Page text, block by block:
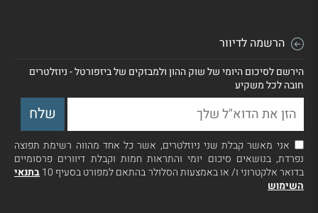
הרשמה לדיוור
הירשם לסיכום היומי של שוק ההון ולמבזקים של ביזפורטל - ניוזלטרים
חובה לכל משקיע
אני מאשר קבלת שני ניוזלטרים, אשר כל אחד מהווה רשימת תפוצה
נפרדת, בנושאים סיכום יומי והתראות חמות וקבלת דיוורים פרסומיים
בדואר אלקטרוני ו/ או באמצעות הסלולר בהתאם למפורט בסעיף 10
בתנאי
השימוש